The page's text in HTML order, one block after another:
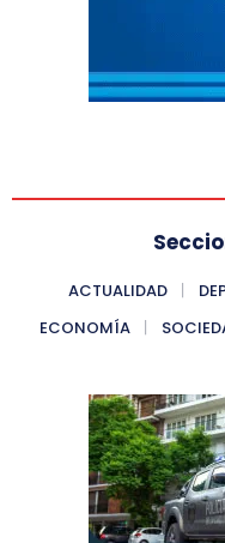
ACTUALIDAD
ECONOMÍA